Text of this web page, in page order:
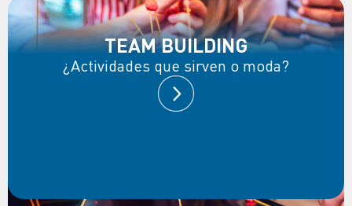
TEAM BUILDING
¿Actividades que sirven o moda?